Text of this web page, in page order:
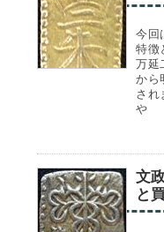
今回
特徴
万延
から
され
や
文
と